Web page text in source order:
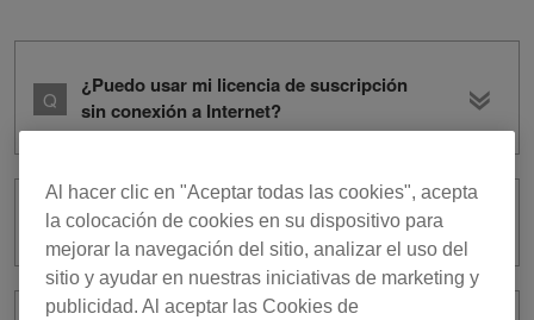
¿Puedo usar mi licencia de suscripción
sin conexión a Internet?
¿Qué es subscription?
Al hacer clic en "Aceptar todas las cookies", acepta
la colocación de cookies en su dispositivo para
mejorar la navegación del sitio, analizar el uso del
sitio y ayudar en nuestras iniciativas de marketing y
publicidad. Al aceptar las Cookies de